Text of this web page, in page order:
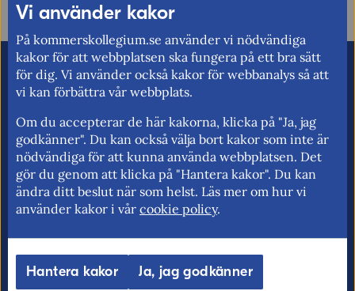
E-post (valfritt, men glöm inte att ange
adressen om du vill ha svar från oss!)
Ordverifiering Uppdatera captcha
Vi använder kakor
På kommerskollegium.se använder vi nödvändiga
kakor för att webbplatsen ska fungera på ett bra sätt
för dig. Vi använder också kakor för webbanalys så att
vi kan förbättra vår webbplats.
Om du accepterar de här kakorna, klicka på "Ja, jag
godkänner". Du kan också välja bort kakor som inte är
nödvändiga för att kunna använda webbplatsen. Det
gör du genom att klicka på "Hantera kakor". Du kan
ändra ditt beslut när som helst. Läs mer om hur vi
använder kakor i vår cookie policy.
Hantera kakor Ja, jag godkänner